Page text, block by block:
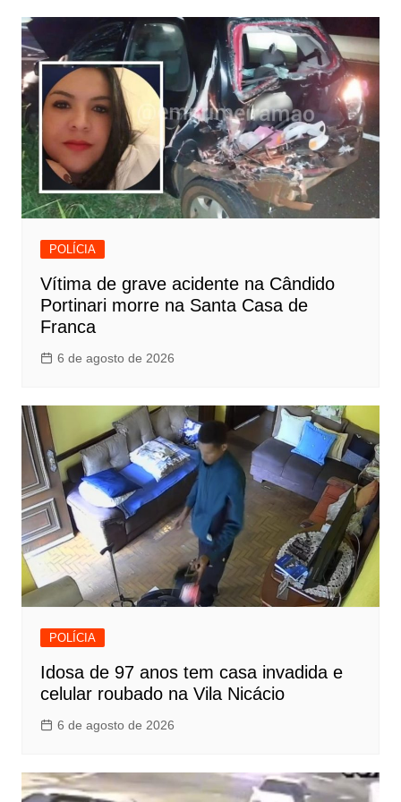
POLÍCIA
Vítima de grave acidente na Cândido
Portinari morre na Santa Casa de
Franca
6 de agosto de 2026
POLÍCIA
Idosa de 97 anos tem casa invadida e
celular roubado na Vila Nicácio
6 de agosto de 2026